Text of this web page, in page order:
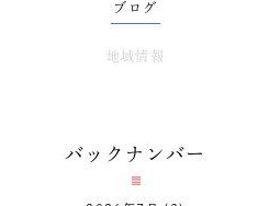
ブログ
地域情報
バックナンバー